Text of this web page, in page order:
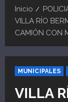
Inicio
VILLA RÍO
CAMIÓN CON
MUNICIPALES
VILLA